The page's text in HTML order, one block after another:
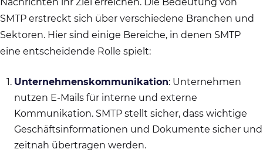
Nachrichten ihr Ziel erreichen. Die Bedeutung von
SMTP erstreckt sich über verschiedene Branchen und
Sektoren. Hier sind einige Bereiche, in denen SMTP
eine entscheidende Rolle spielt:
Unternehmenskommunikation: Unternehmen
nutzen E-Mails für interne und externe
Kommunikation. SMTP stellt sicher, dass wichtige
Geschäftsinformationen und Dokumente sicher und
zeitnah übertragen werden.